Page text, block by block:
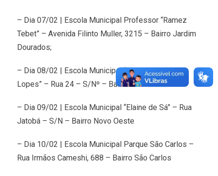
– Dia 07/02 | Escola Municipal Professor “Ramez
Tebet” – Avenida Filinto Muller, 3215 – Bairro Jardim
Dourados;
– Dia 08/02 | Escola Municipal “Maria de Lourdes
Lopes” – Rua 24 – S/Nº – Bairro Vila Piloto II
– Dia 09/02 | Escola Municipal “Elaine de Sá” – Rua
Jatobá – S/N – Bairro Novo Oeste
– Dia 10/02 | Escola Municipal Parque São Carlos –
Rua Irmãos Cameshi, 688 – Bairro São Carlos